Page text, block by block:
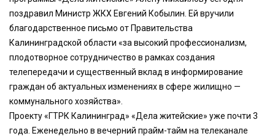
поздравил Министр ЖКХ Евгений Кобылин. Ей вручили
благодарственное письмо от Правительства
Калининградской области «за высокий профессионализм,
плодотворное сотрудничество в рамках создания
телепередачи и существенный вклад в информирование
граждан об актуальных изменениях в сфере жилищно —
коммунального хозяйства».
Проекту «ГТРК Калининград» «Дела житейские» уже почти 3
года. Еженедельно в вечерний прайм-тайм на телеканале